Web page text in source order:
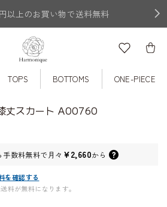
以上のお買い物で送料無料
TOPS BOTTOMS ONE-PIECE
丈スカート A00760
手数料無料で月々 ¥2,660から
を確認する
が無料になります。